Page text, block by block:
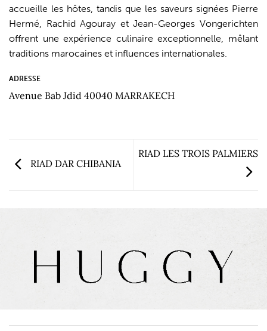
accueille les hôtes, tandis que les saveurs signées Pierre
Hermé, Rachid Agouray et Jean-Georges Vongerichten
offrent une expérience culinaire exceptionnelle, mêlant
traditions marocaines et influences internationales.
ADRESSE
Avenue Bab Jdid 40040 MARRAKECH
RIAD DAR CHIBANIA
RIAD LES TROIS PALMIERS